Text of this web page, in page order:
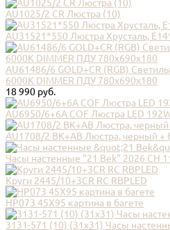
AU1025/2 CR Люстра (10)
AU31521*550 Люстра Хрусталь,
AU61486/6 GOLD+CR (RGB)
6000K DIMMER ПДУ 780x690x180
18 990 руб.
AU6950/6+6A COF Люстра LED
AU1708/2 BK+AB Люстра, черный +
Часы настенные "21 Bek" 2026 СН
Круги 2445/10+3CR RC RBPLED
НР073 45Х95 картина в багете
3131-571 (10) (31х31) Часы